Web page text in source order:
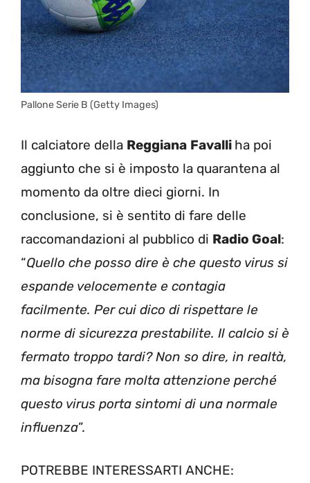
Pallone Serie B (Getty Images)
Il calciatore della Reggiana Favalli ha poi
aggiunto che si è imposto la quarantena al
momento da oltre dieci giorni. In
conclusione, si è sentito di fare delle
raccomandazioni al pubblico di Radio Goal:
“Quello che posso dire è che questo virus si
espande velocemente e contagia
facilmente. Per cui dico di rispettare le
norme di sicurezza prestabilite. Il calcio si è
fermato troppo tardi? Non so dire, in realtà,
ma bisogna fare molta attenzione perché
questo virus porta sintomi di una normale
influenza”.
POTREBBE INTERESSARTI ANCHE: